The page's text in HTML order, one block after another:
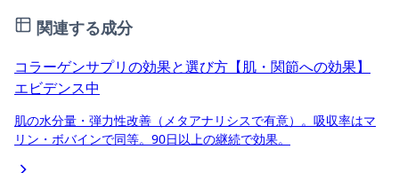
関連する成分
コラーゲンサプリの効果と選び方【肌・関節への効果】
エビデンス中
肌の水分量・弾力性改善（メタアナリシスで有意）。吸収率はマ
リン・ボバインで同等。90日以上の継続で効果。